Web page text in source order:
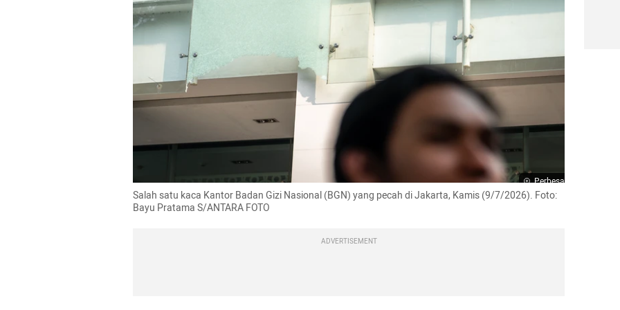
Perbesar
Salah satu kaca Kantor Badan Gizi Nasional (BGN) yang pecah di Jakarta, Kamis (9/7/2026). Foto:
Bayu Pratama S/ANTARA FOTO
ADVERTISEMENT